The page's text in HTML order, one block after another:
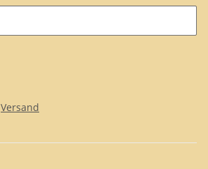
Versand